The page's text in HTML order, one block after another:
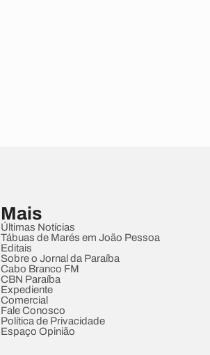
Mais
Últimas Notícias
Tábuas de Marés em João Pessoa
Editais
Sobre o Jornal da Paraíba
Cabo Branco FM
CBN Paraíba
Expediente
Comercial
Fale Conosco
Política de Privacidade
Espaço Opinião